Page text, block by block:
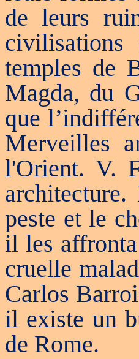
de leurs
temples de
Magda, du
que
Merveilles
l'Orient. V.
peste et le
il les
cruelle
Carlos
il existe un
de Rome.